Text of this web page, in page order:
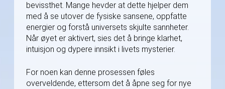
bevissthet. Mange hevder at dette hjelper dem
med å se utover de fysiske sansene, oppfatte
energier og forstå universets skjulte sannheter.
Når øyet er aktivert, sies det å bringe klarhet,
intuisjon og dypere innsikt i livets mysterier.
For noen kan denne prosessen føles
overveldende, ettersom det å åpne seg for nye